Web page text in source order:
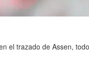
el trazado de Assen,